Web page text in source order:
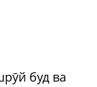
буд ва